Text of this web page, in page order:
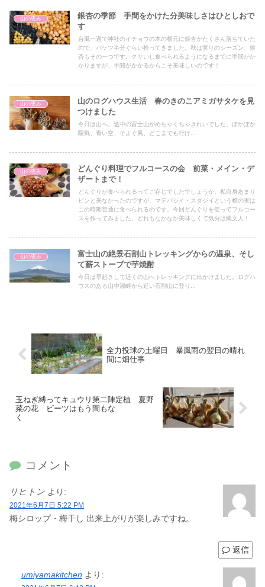
山の恵み
銀杏の季節 手間をかけた分美味しさはひとしおで
す
台風一過で神社のイチョウの木の根元に銀杏がたくさん落ちていた
ので、バケツ半分ぐらい拾ってきました。秋は実りのシーズン、銀
杏もその一つです。クサいし食べられるようになるまでに手間がか
かりますが、手間がかかるからこそ美味しいのです！
山の恵み
山のログハウス生活 春のきのこアミガサタケを見
つけました
今日は山へ。途中の富士山がめちゃくちゃきれいでした。ぽかぽか
陽気、青い空、そよぐ風、どこまでも行け...
山の恵み
どんぐり料理でフルコースの会 前菜・メイン・デ
ザートまで！
どんぐりが食べられるってご存じでしたでしょうか。私自身あまり
ピンと来なかったのですが、マテバシイ・スダジイという椎の実は
この時期普通に食べられるのです。今回どんぐりを使ってフルコー
スを作ってみました。どれもなかなか美味しくて気分は縄文人！
山の恵み
富士山の絶景石割山トレッキングからの温泉、そし
て薪ストーブで芋焼酎
今日は早起きして近くの山へトレッキングに出かけました。ログハ
ウスのある山中湖畔から近い石割山に登り...
全力投球の土曜日 暴風雨の翌日の晴れ
間に畑仕事
玉ねぎ縛ってキュウリ第二陣定植 夏野
菜の花 ビーツはもう間もな
く
コメント
リヒトン より:
2021年6月7日 5:22 PM
梅シロップ・梅干し 出来上がりが楽しみですね。
返信
umiyamakitchen より: